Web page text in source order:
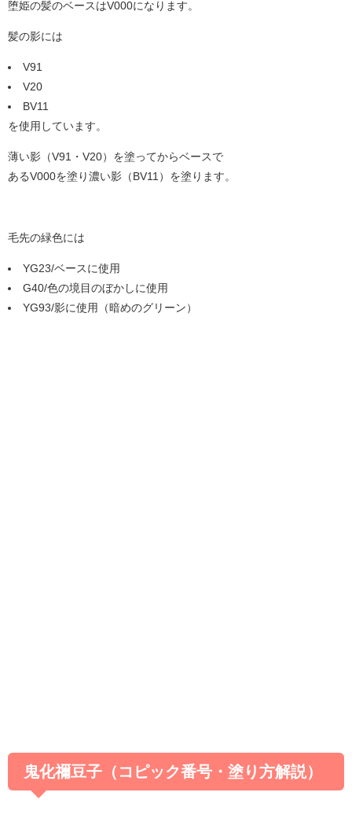
堕姫の髪のベースはV000になります。
髪の影には
V91
V20
BV11
を使用しています。
薄い影（V91・V20）を塗ってからベースで
あるV000を塗り濃い影（BV11）を塗ります。
毛先の緑色には
YG23/ベースに使用
G40/色の境目のぼかしに使用
YG93/影に使用（暗めのグリーン）
鬼化禰豆子（コピック番号・塗り方解説）